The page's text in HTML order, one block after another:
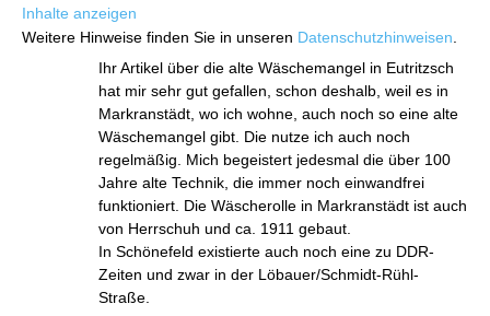
Inhalte anzeigen
Weitere Hinweise finden Sie in unseren Datenschutzhinweisen.
Ihr Artikel über die alte Wäschemangel in Eutritzsch
hat mir sehr gut gefallen, schon deshalb, weil es in
Markranstädt, wo ich wohne, auch noch so eine alte
Wäschemangel gibt. Die nutze ich auch noch
regelmäßig. Mich begeistert jedesmal die über 100
Jahre alte Technik, die immer noch einwandfrei
funktioniert. Die Wäscherolle in Markranstädt ist auch
von Herrschuh und ca. 1911 gebaut.
In Schönefeld existierte auch noch eine zu DDR-
Zeiten und zwar in der Löbauer/Schmidt-Rühl-
Straße.